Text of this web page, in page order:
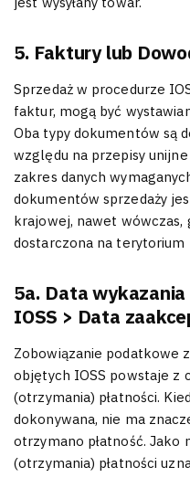
5. Faktury lub
Sprzedaż w procedurze
faktur, mogą być
Oba typy dokumentów są
względu na przepisy
zakres danych
dokumentów sprzedaży
krajowej, nawet wówczas,
dostarczona na terytorium
5a. Data
IOSS > Data
Zobowiązanie podatkowe
objętych IOSS powstaje z
(otrzymania) płatności.
dokonywana, nie ma
otrzymano płatność.
(otrzymania) płatności